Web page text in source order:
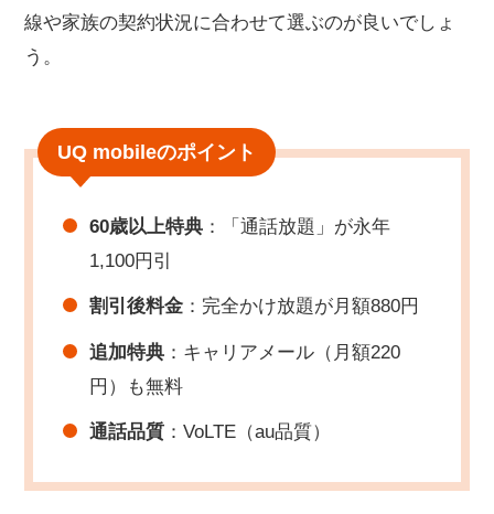
線や家族の契約状況に合わせて選ぶのが良いでしょ
う。
UQ mobileのポイント
60歳以上特典 ：「通話放題」が永年
1,100円引
割引後料金 ：完全かけ放題が月額880円
追加特典 ：キャリアメール（月額220
円）も無料
通話品質 ：VoLTE（au品質）